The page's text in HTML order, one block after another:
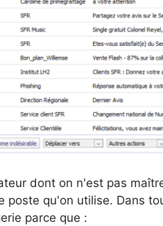
dont on n'est pas
poste qu'on utilise. Dans
parce que :